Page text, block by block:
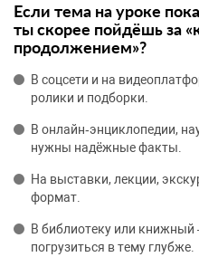
Если тема на уроке
ты скорее пойдёшь за
продолжением»?
В соцсети и на
ролики и подборки.
В онлайн‑энциклопедии,
нужны надёжные факты.
На выставки, лекции,
формат.
В библиотеку или
погрузиться в тему глубже.